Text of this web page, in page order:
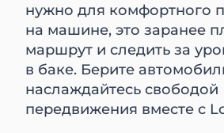
нужно для комфортного
на машине, это заранее
маршрут и следить за
в баке. Берите
наслаждайтесь свободой
передвижения вместе с